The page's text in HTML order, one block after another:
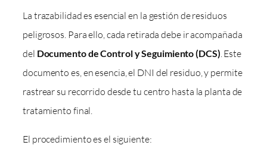
La trazabilidad es esencial en la gestión de residuos
peligrosos. Para ello, cada retirada debe ir acompañada
del Documento de Control y Seguimiento (DCS) . Este
documento es, en esencia, el DNI del residuo, y permite
rastrear su recorrido desde tu centro hasta la planta de
tratamiento final.
El procedimiento es el siguiente: